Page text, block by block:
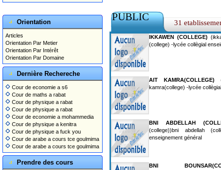
Orientation
Articles
Orientation Par Metier
Orientation Par Intérêt
Orientation Par Domaine
Dernière Rechereche
Cour de economie a s6
Cour de maths a rabat
Cour de physique a rabat
Cour de physique a rabat
Cour de economie a mohammedia
Cour de physique a kenitra
Cour de physique a fuck you
Cour de arabe a cours tce goulmima
Cour de arabe a cours tce goulmima
Prendre des cours
PUBLIC 31
IKKAWEN (COLLEGE)
(college) -lycée collègial
AIT KAMRA(COLLEGE)
kamra(college) -lycée
BNI ABDELLAH
(college))bni abdellah
enseignement général
BNI